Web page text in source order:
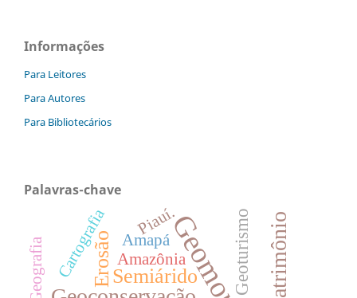
Informações
Para Leitores
Para Autores
Para Bibliotecários
Palavras-chave
Semiárido
Erosão Geoturismo
Amazônia
Amapá
Cartografia
Geografia
Piauí.